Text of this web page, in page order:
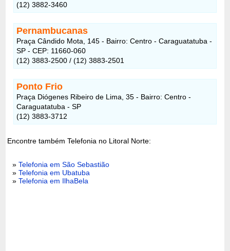
(12) 3882-3460
Pernambucanas
Praça Cândido Mota, 145 - Bairro: Centro - Caraguatatuba -
SP - CEP: 11660-060
(12) 3883-2500 / (12) 3883-2501
Ponto Frio
Praça Diógenes Ribeiro de Lima, 35 - Bairro: Centro -
Caraguatatuba - SP
(12) 3883-3712
Encontre também Telefonia no Litoral Norte:
»Telefonia em São Sebastião
»Telefonia em Ubatuba
»Telefonia em IlhaBela